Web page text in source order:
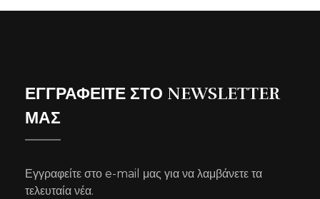
ΕΓΓΡΑΦΕΙΤΕ ΣΤΟ NEWSLETTER
ΜΑΣ
Εγγραφείτε στο e-mail μας για να λαμβάνετε τα
τελευταία νέα.